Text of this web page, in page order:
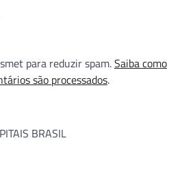
para reduzir spam.Saiba como
são processados.
BRASIL